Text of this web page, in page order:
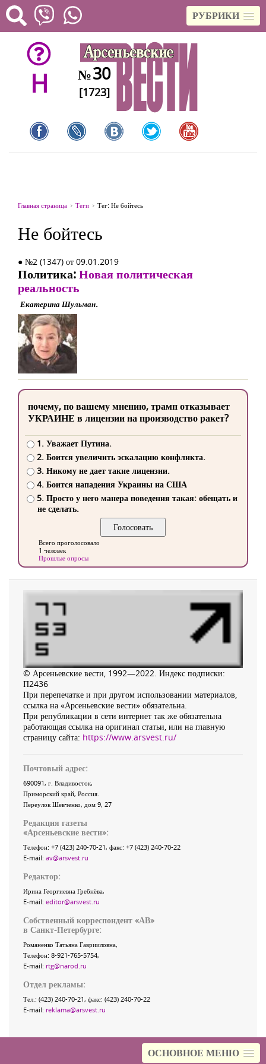
РУБРИКИ
ОСНОВНОЕ МЕНЮ
H №30
[1723]
Главная страница Теги Тег: Не бойтесь
Не бойтесь
● №2 (1347) от 09.01.2019
Политика:Новая политическая
реальность
Екатерина Шульман.
почему, по вашему мнению, трамп отказывает
УКРАИНЕ в лицензии на производство ракет?
1. Уважает Путина.
2. Боится увеличить эскалацию конфликта.
3. Никому не дает такие лицензии.
4. Боится нападения Украины на США
5. Просто у него манера поведения такая: обещать и
не сделать.
Всего проголосовало
1 человек
Прошлые опросы
© Арсеньевские вести, 1992—2022. Индекс подписки:
П2436
При перепечатке и при другом использовании материалов,
ссылка на «Арсеньевские вести» обязательна.
При републикации в сети интернет так же обязательна
работающая ссылка на оригинал статьи, или на главную
страницу сайта: https://www.arsvest.ru/
Почтовый адрес:
690091, г. Владивосток,
Приморский край, Россия
Переулок Шевченко, дом 9, 27
Редакция газеты
«Арсеньевские вести»:
Телефон: +7 (423) 240-70-21, факс: +7 (423) 240-70-22
E-mail: av@arsvest.ru
Редактор:
Ирина Георгиевна Гребнёва,
E-mail: editor@arsvest.ru
Собственный корреспондент «АВ»
в Санкт-Петербурге:
Романенко Татьяна Гаврииловна,
Телефон: 8-921-765-5754,
E-mail: rtg@narod.ru
Отдел рекламы:
Тел.: (423) 240-70-21, факс: (423) 240-70-22
E-mail: reklama@arsvest.ru